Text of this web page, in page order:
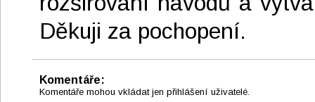
Děkuji za pochopení.
Komentáře:
Komentáře mohou vkládat jen přihlášení uživatelé.